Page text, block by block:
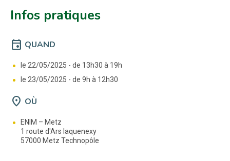
Infos pratiques
event QUAND
le 22/05/2025 - de 13h30 à 19h
le 23/05/2025 - de 9h à 12h30
location_on OÙ
ENIM – Metz
1 route d'Ars laquenexy
57000 Metz Technopôle